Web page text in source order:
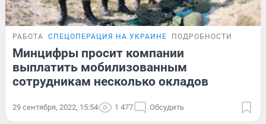
РАБОТА СПЕЦОПЕРАЦИЯ НА УКРАИНЕ ПОДРОБНОСТИ
Минцифры просит компании
выплатить мобилизованным
сотрудникам несколько окладов
29 сентября, 2022, 15:54 1 477 Обсудить